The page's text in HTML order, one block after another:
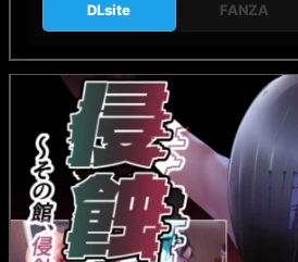
DLsite FANZA